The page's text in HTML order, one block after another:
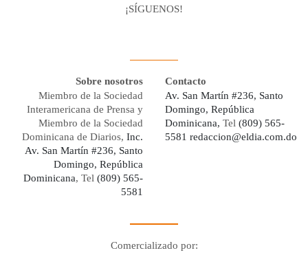
¡SÍGUENOS!
Sobre nosotros
Miembro de la Sociedad
Interamericana de Prensa y
Miembro de la Sociedad
Dominicana de Diarios, Inc.
Av. San Martín #236, Santo
Domingo, República
Dominicana, Tel (809) 565-
5581
Contacto
Av. San Martín #236, Santo
Domingo, República
Dominicana, Tel (809) 565-
5581 redaccion@eldia.com.do
Comercializado por: